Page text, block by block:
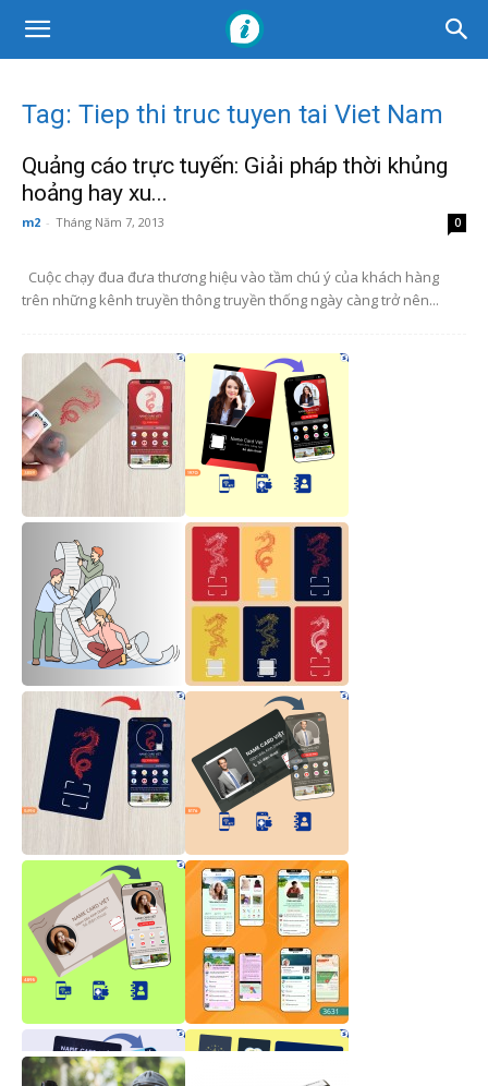
Tag: Tiep thi truc tuyen tai Viet Nam
Quảng cáo trực tuyến: Giải pháp thời khủng
hoảng hay xu...
m2 - Tháng Năm 7, 2013 0
Cuộc chạy đua đưa thương hiệu vào tầm chú ý của khách hàng
trên những kênh truyền thông truyền thống ngày càng trở nên...